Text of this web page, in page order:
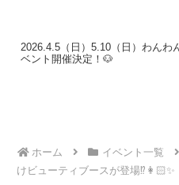
2026.4.5（日）5.10（日）わんわ
ベント開催決定！🐶
ホーム イベント一覧
けビューティブースが登場⁉︎👩🏻✨